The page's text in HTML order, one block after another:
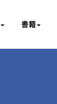
書籍